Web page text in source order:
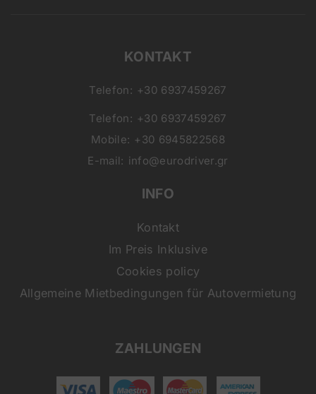
KONTAKT
Telefon: +30 6937459267
Telefon: +30 6937459267
Mobile: +30 6945822568
E-mail: info@eurodriver.gr
INFO
Kontakt
Im Preis Inklusive
Cookies policy
Allgemeine Mietbedingungen für Autovermietung
ZAHLUNGEN